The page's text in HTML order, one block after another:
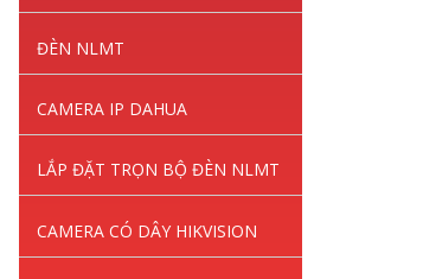
ĐÈN NLMT
CAMERA IP DAHUA
LẮP ĐẶT TRỌN BỘ ĐÈN NLMT
CAMERA CÓ DÂY HIKVISION